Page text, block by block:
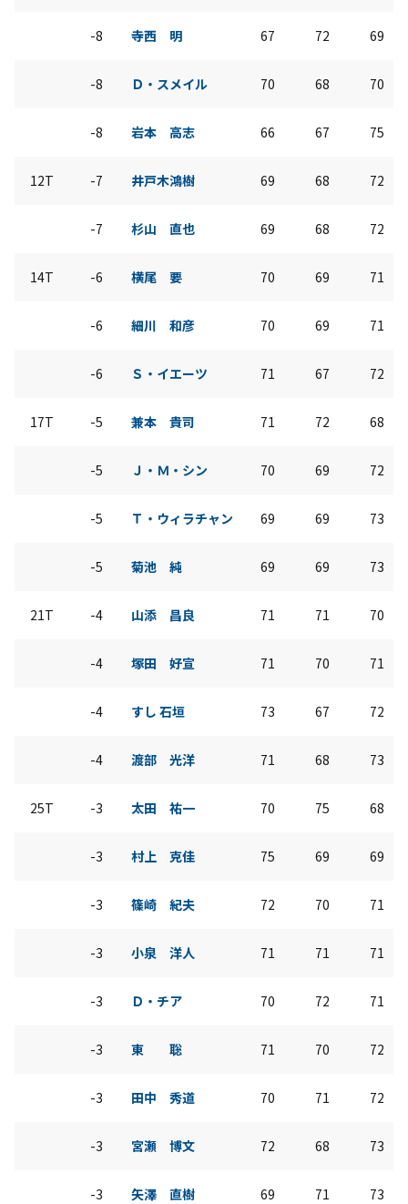
-8 寺西 明 67 72 69
-8 Ｄ・スメイル 70 68 70
-8 岩本 高志 66 67 75
12T -7 井戸木鴻樹 69 68 72
-7 杉山 直也 69 68 72
14T -6 横尾 要 70 69 71
-6 細川 和彦 70 69 71
-6 Ｓ・イエーツ 71 67 72
17T -5 兼本 貴司 71 72 68
-5 Ｊ・Ｍ・シン 70 69 72
-5 Ｔ・ウィラチャン 69 69 73
-5 菊池 純 69 69 73
21T -4 山添 昌良 71 71 70
-4 塚田 好宣 71 70 71
-4 すし 石垣 73 67 72
-4 渡部 光洋 71 68 73
25T -3 太田 祐一 70 75 68
-3 村上 克佳 75 69 69
-3 篠崎 紀夫 72 70 71
-3 小泉 洋人 71 71 71
-3 Ｄ・チア 70 72 71
-3 東 聡 71 70 72
-3 田中 秀道 70 71 72
-3 宮瀬 博文 72 68 73
-3 矢澤 直樹 69 71 73